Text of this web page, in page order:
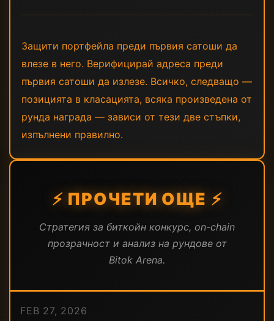
Защити портфейла преди първия сатоши да
влезе в него. Верифицирай адреса преди
първия сатоши да излезе. Всичко, следващо —
позицията в класацията, всяка произведена от
рунда награда — зависи от тези две стъпки,
изпълнени правилно.
⚡ ПРОЧЕТИ ОЩЕ ⚡
Стратегия за биткойн конкурс, on-chain
прозрачност и анализ на рундове от
Bitok Arena.
FEB 27, 2026